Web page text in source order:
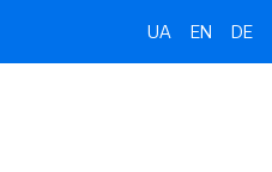
UA EN DE